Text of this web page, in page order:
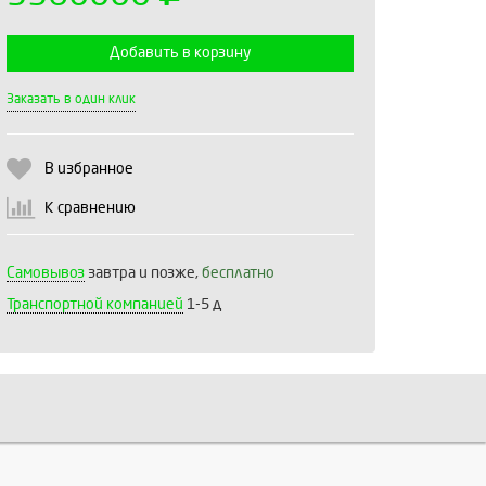
Добавить в корзину
Заказать в один клик
В избранное
К сравнению
Самовывоз завтра и позже, бесплатно
Транспортной компанией 1-5 д